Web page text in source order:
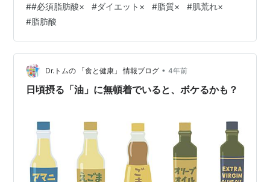
半減ですよね。 目次 髪や肌を健やかに保つ脂肪酸 髪や
肌を健やかに保つ脂肪酸1．オメガ3系脂肪酸 髪や肌を健
やかに保つ脂肪酸2．オメガ６系脂肪酸 最後に 関連 髪や
肌を健やかに保つ脂肪酸 髪や肌を健やかに保つ脂肪酸1．
オメガ3系脂肪酸 オメガ3系脂肪酸のα-リノレン酸は、炎
症を引き起こすエイコ…
##必須脂肪酸× #ダイエット× #脂質× #肌荒れ×
#脂肪酸
Dr.トムの 「食と健康」 情報ブログ • 4年前
日頃摂る「油」に無頓着でいると、ボケるかも？